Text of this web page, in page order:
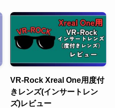
VR-Rock Xreal One用度付
きレンズ(インサートレン
ズ)レビュー